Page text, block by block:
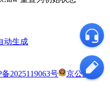
动生成
2025119063号
京公网安